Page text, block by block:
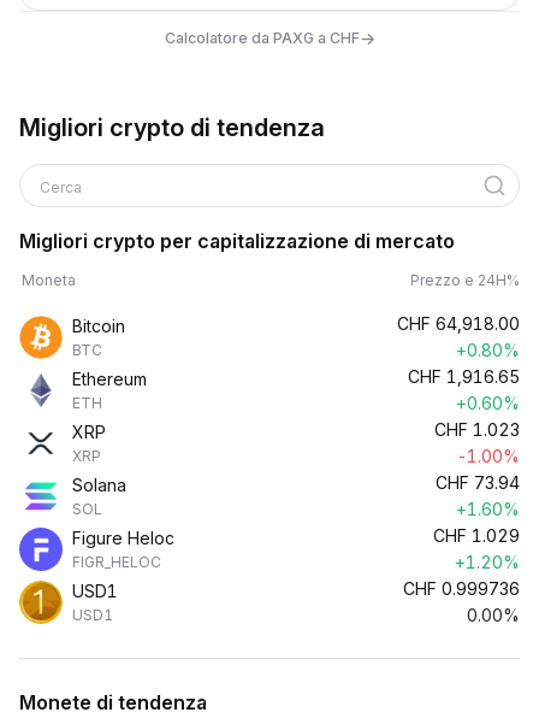
Calcolatore da PAXG a CHF→
Migliori crypto di tendenza
Cerca
Migliori crypto per capitalizzazione di mercato
Moneta Prezzo e 24H%
Bitcoin
BTC
CHF 64,918.00
+0.80%
Ethereum
ETH
CHF 1,916.65
+0.60%
XRP
XRP
CHF 1.023
-1.00%
Solana
SOL
CHF 73.94
+1.60%
Figure Heloc
FIGR_HELOC
CHF 1.029
+1.20%
USD1
USD1
CHF 0.999736
0.00%
Monete di tendenza